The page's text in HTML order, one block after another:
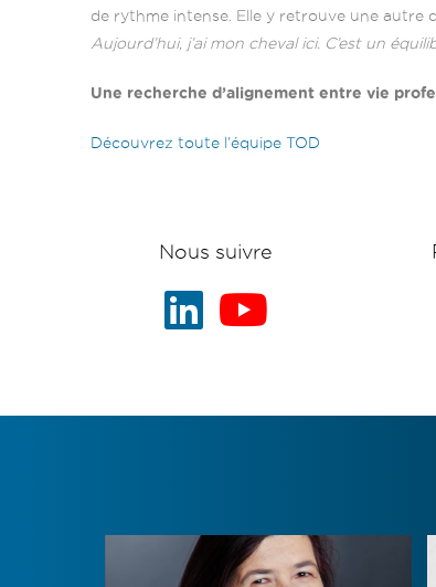
de rythme intense. Elle y retrouve une autre
Aujourd’hui, j’ai mon cheval ici. C’est un
Une recherche d’alignement entre vie
Découvrez toute l’équipe TOD
Nous suivre